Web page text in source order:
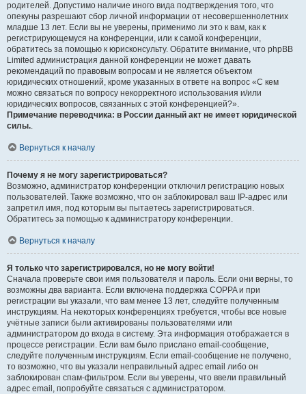
родителей. Допустимо наличие иного вида подтверждения того, что
опекуны разрешают сбор личной информации от несовершеннолетних
младше 13 лет. Если вы не уверены, применимо ли это к вам, как к
регистрирующемуся на конференции, или к самой конференции,
обратитесь за помощью к юрисконсульту. Обратите внимание, что phpBB
Limited администрация данной конференции не может давать
рекомендаций по правовым вопросам и не является объектом
юридических отношений, кроме указанных в ответе на вопрос «С кем
можно связаться по вопросу некорректного использования и/или
юридических вопросов, связанных с этой конференцией?».
Примечание переводчика: в России данный акт не имеет юридической
силы..
Вернуться к началу
Почему я не могу зарегистрироваться?
Возможно, администратор конференции отключил регистрацию новых
пользователей. Также возможно, что он заблокировал ваш IP-адрес или
запретил имя, под которым вы пытаетесь зарегистрироваться.
Обратитесь за помощью к администратору конференции.
Вернуться к началу
Я только что зарегистрировался, но не могу войти!
Сначала проверьте свои имя пользователя и пароль. Если они верны, то
возможны два варианта. Если включена поддержка COPPA и при
регистрации вы указали, что вам менее 13 лет, следуйте полученным
инструкциям. На некоторых конференциях требуется, чтобы все новые
учётные записи были активированы пользователями или
администратором до входа в систему. Эта информация отображается в
процессе регистрации. Если вам было прислано email-сообщение,
следуйте полученным инструкциям. Если email-сообщение не получено,
то возможно, что вы указали неправильный адрес email либо он
заблокирован спам-фильтром. Если вы уверены, что ввели правильный
адрес email, попробуйте связаться с администратором.